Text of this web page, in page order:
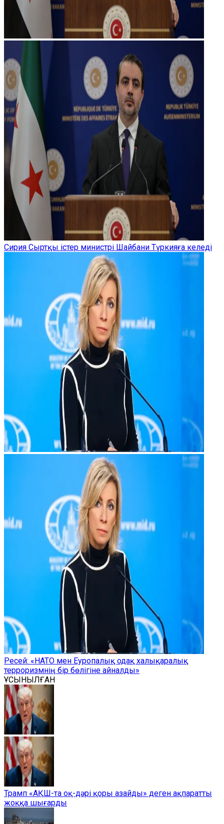
Сирия Сыртқы істер министрі Шайбани Түркияға келеді
Ресей: «НАТО мен Еуропалық одақ халықаралық
терроризмнің бір бөлігіне айналды»
ҰСЫНЫЛҒАН
Трамп «АҚШ-та оқ-дәрі қоры азайды» деген ақпаратты
жоққа шығарды